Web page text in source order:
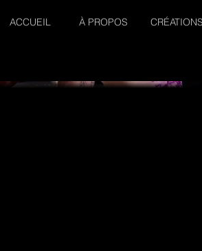
ACCUEIL À PROPOS CRÉATIONS